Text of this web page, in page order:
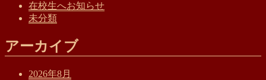
在校生へお知らせ
未分類
アーカイブ
2026年8月